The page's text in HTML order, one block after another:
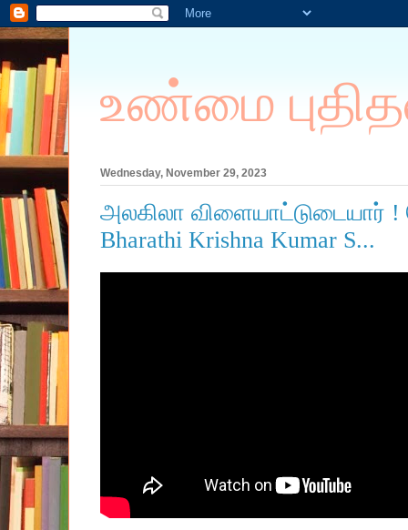
உண்மை
Wednesday, November 29, 2023
அலகிலா
Bharathi Krishna Kumar S...